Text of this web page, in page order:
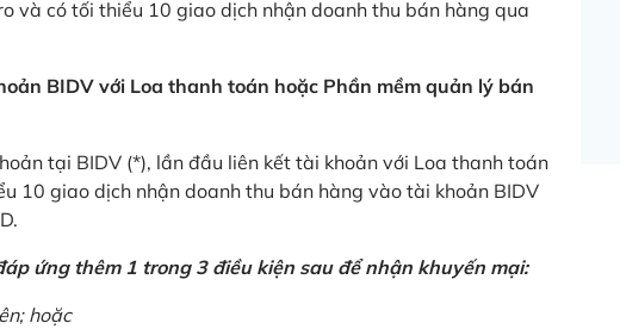
và có tối thiểu 10 giao dịch nhận doanh thu bán hàng qua
BIDV với Loa thanh toán hoặc Phần mềm quản lý bán
tại BIDV (*), lần đầu liên kết tài khoản với Loa thanh toán
10 giao dịch nhận doanh thu bán hàng vào tài khoản BIDV
ứng thêm 1 trong 3 điều kiện sau để nhận khuyến mại:
hoặc